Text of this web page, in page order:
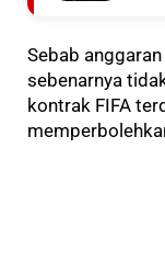
Sebab
sebenarnya
kontrak FIFA